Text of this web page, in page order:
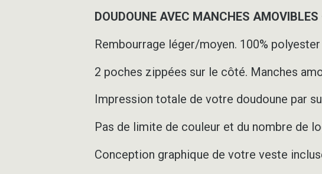
DOUDOUNE AVEC MANCHES
Rembourrage léger/moyen. 100% polyester
2 poches zippées sur le côté. Manches
Impression totale de votre doudoune par
Pas de limite de couleur et du nombre de
Conception graphique de votre veste